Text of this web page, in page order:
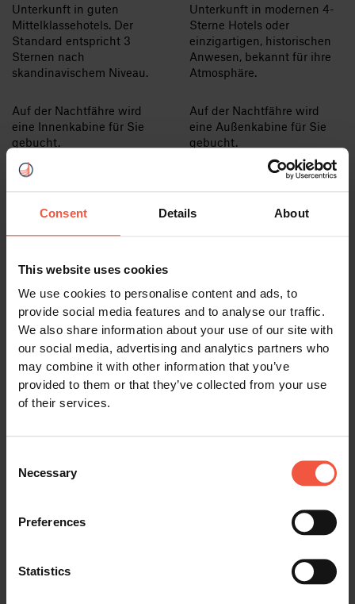
Consent Details About
This website uses cookies
We use cookies to personalise content and ads, to
provide social media features and to analyse our traffic.
We also share information about your use of our site with
our social media, advertising and analytics partners who
may combine it with other information that you’ve
provided to them or that they’ve collected from your use
of their services.
Selection
Necessary
Preferences
Statistics
Unterkunft in guten
Mittelklassehotels. Der
Standard entspricht 3
Sternen nach
skandinavischem Niveau.
Auf der Nachtfähre wird
eine Innenkabine für Sie
gebucht.
Siehe Silber Unterkunft
Unterkunft in modernen 4-
Sterne Hotels oder
einzigartigen, historischen
Anwesen, bekannt für ihre
Atmosphäre.
Auf der Nachtfähre wird
eine Außenkabine für Sie
gebucht.
Siehe Gold Unterkunft
Platin
Unterkunft in Zimmern der
höheren Kategorie in 4-
einzigartigen Anwesen,
eine Außenkabine der